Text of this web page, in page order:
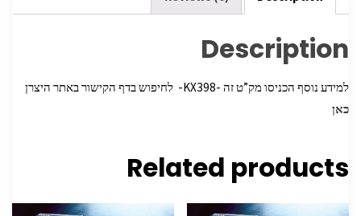
Description
למידע נוסף הכניסו מק”ט זה -KX398- לחיפוש בדף הקישור באתר היצרן
כאן
Related products